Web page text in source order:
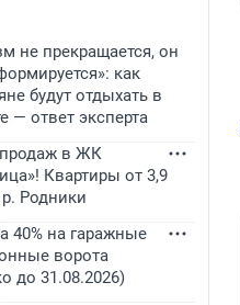
не прекращается, он
как
будут отдыхать в
— ответ эксперта
продаж в ЖК
Квартиры от 3,9
Родники
40% на гаражные
ворота
до 31.08.2026)